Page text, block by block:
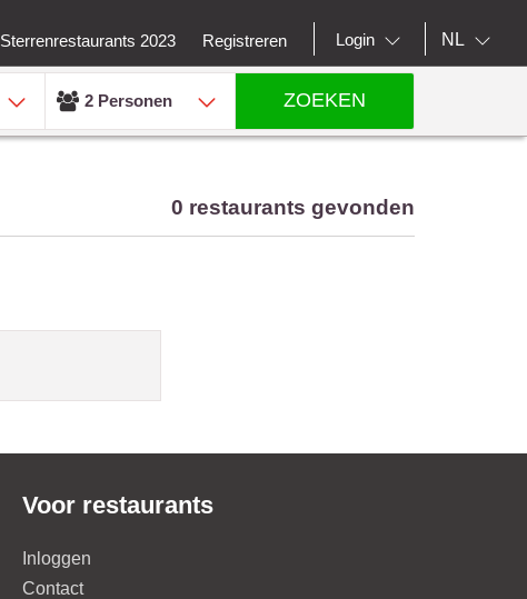
Sterrenrestaurants 2023 Registreren Login NL
2 Personen ZOEKEN
0 restaurants gevonden
Voor restaurants
Inloggen
Contact